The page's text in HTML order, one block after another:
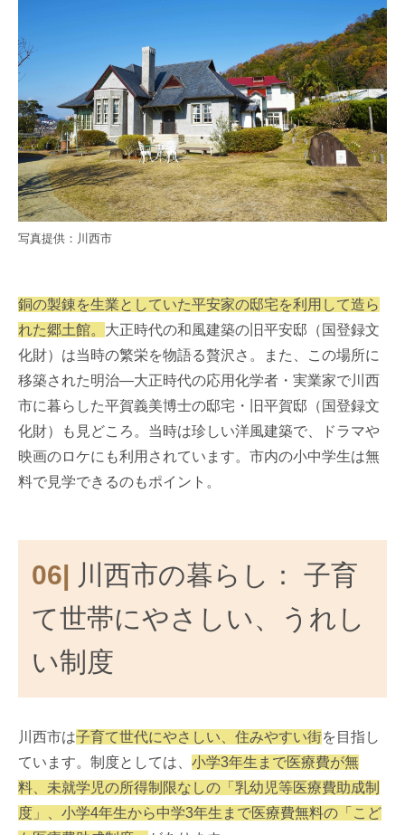
写真提供：川西市
銅の製錬を生業としていた平安家の邸宅を利用して造ら
れた郷土館。 大正時代の和風建築の旧平安邸（国登録文
化財）は当時の繁栄を物語る贅沢さ。また、この場所に
移築された明治―大正時代の応用化学者・実業家で川西
市に暮らした平賀義美博士の邸宅・旧平賀邸（国登録文
化財）も見どころ。当時は珍しい洋風建築で、ドラマや
映画のロケにも利用されています。市内の小中学生は無
料で見学できるのもポイント。
06|
川西市の暮らし： 子育
て世帯にやさしい、うれし
い制度
川西市は子育て世代にやさしい、住みやすい街を目指し
ています。制度としては、 小学3年生まで医療費が無
料、未就学児の所得制限なしの「乳幼児等医療費助成制
度」、小学4年生から中学3年生まで医療費無料の「こど